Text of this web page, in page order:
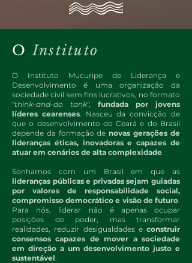
OInstituto
O Instituto Mucuripe de Liderança e
Desenvolvimento é uma organização da
sociedade civil sem fins lucrativos, no formato
"think-and-do tank", fundada por jovens
líderes cearenses. Nasceu da convicção de
que o desenvolvimento do Ceará e do Brasil
depende da formação denovas gerações de
lideranças éticas, inovadoras e capazes de
atuar em cenários de alta complexidade.
Sonhamos com um Brasil em que as
lideranças públicas e privadas sejam guiadas
por valores de responsabilidade social,
compromisso democrático e visão de futuro.
Para nós, liderar não é apenas ocupar
posições de poder, mas transformar
realidades, reduzir desigualdades e construir
consensos capazes de mover a sociedade
em direção a um desenvolvimento justo e
sustentável.